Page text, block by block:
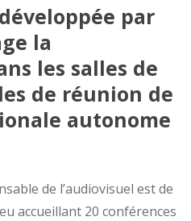
par
la
les salles de
de réunion de
autonome
de l’audiovisuel est de
accueillant 20 conférences